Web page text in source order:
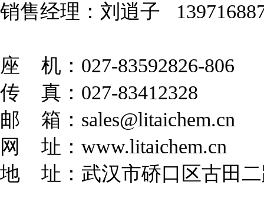
销售经理：刘逍子
座 机：027-83592826-806
传 真：027-83412328
邮 箱： sales@litaichem.cn
网 址： www.litaichem.cn
地 址：武汉市硚口区古田二